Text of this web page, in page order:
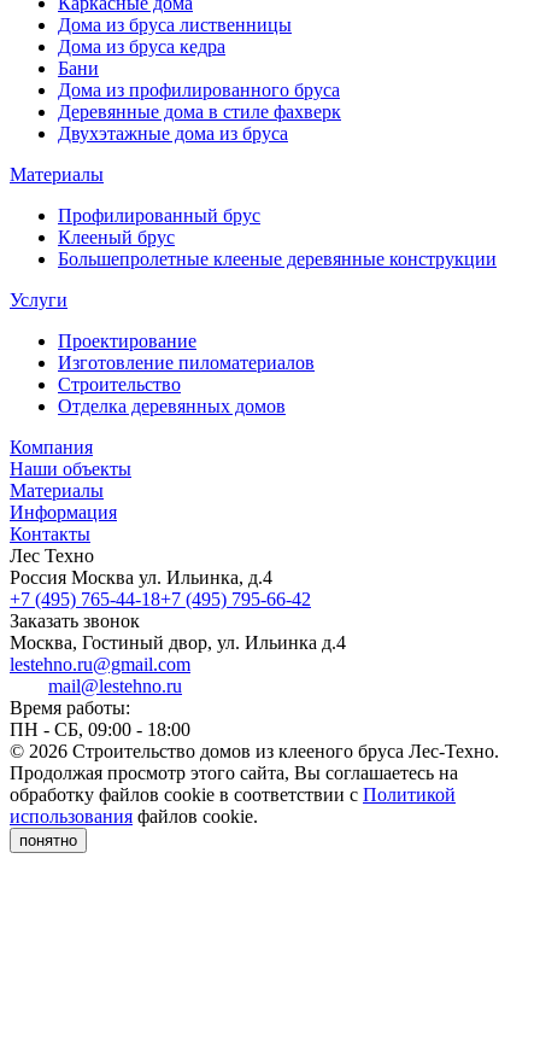
Дома из бруса лиственницы
Дома из бруса кедра
Бани
Дома из профилированного бруса
Деревянные дома в стиле фахверк
Двухэтажные дома из бруса
Материалы
Профилированный брус
Клееный брус
Большепролетные клееные деревянные конструкции
Услуги
Проектирование
Изготовление пиломатериалов
Строительство
Отделка деревянных домов
Компания
Наши объекты
Материалы
Информация
Контакты
Лес Техно
Россия Москва ул. Ильинка, д.4
+7 (495) 765-44-18+7 (495) 795-66-42
Заказать звонок
Москва, Гостиный двор, ул. Ильинка д.4
lestehno.ru@gmail.com
mail@lestehno.ru
Время работы:
ПН - СБ, 09:00 - 18:00
© 2026 Строительство домов из клееного бруса Лес-Техно.
Продолжая просмотр этого сайта, Вы соглашаетесь на
обработку файлов cookie в соответствии с Политикой
использования файлов cookie.
понятно